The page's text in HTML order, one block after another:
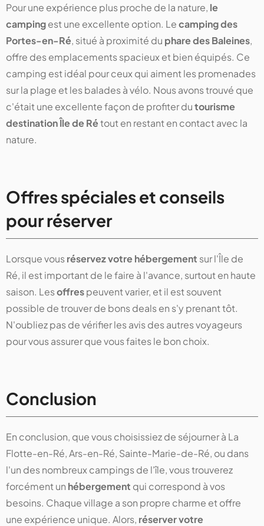
Pour une expérience plus proche de la nature, le
campingest une excellente option. Lecamping des
Portes-en-Ré, situé à proximité du phare des Baleines,
offre des emplacements spacieux et bien équipés. Ce
camping est idéal pour ceux qui aiment les promenades
sur la plage et les balades à vélo. Nous avons trouvé que
c'était une excellente façon de profiter dutourisme
destination Île de Rétout en restant en contact avec la
nature.
Offres spéciales et conseils
pour réserver
Lorsque vousréservez votre hébergement sur l'Île de
Ré, il est important de le faire à l'avance, surtout en haute
saison. Lesoffrespeuvent varier, et il est souvent
possible de trouver de bons deals en s'y prenant tôt.
N'oubliez pas de vérifier les avis des autres voyageurs
pour vous assurer que vous faites le bon choix.
Conclusion
En conclusion, que vous choisissiez de séjourner à La
Flotte-en-Ré, Ars-en-Ré, Sainte-Marie-de-Ré, ou dans
l'un des nombreux campings de l'île, vous trouverez
forcément un hébergement qui correspond à vos
besoins. Chaque village a son propre charme et offre
une expérience unique. Alors, réserver votre